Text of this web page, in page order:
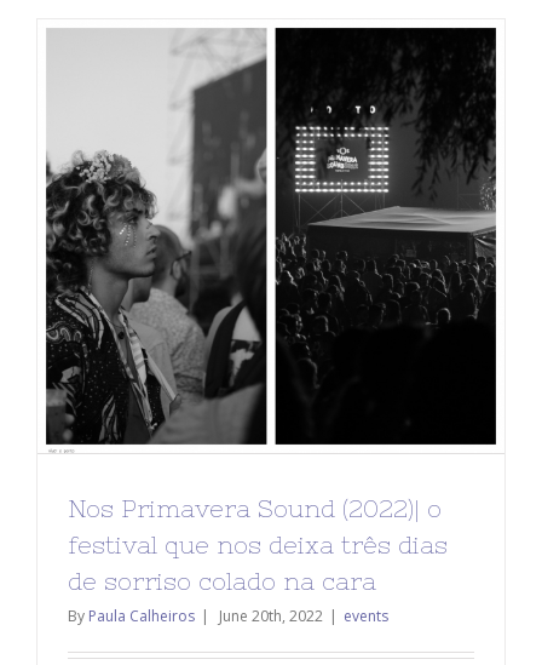
Nos Primavera Sound (2022)| o
festival que nos deixa três dias
de sorriso colado na cara
By Paula Calheiros | June 20th, 2022 | events